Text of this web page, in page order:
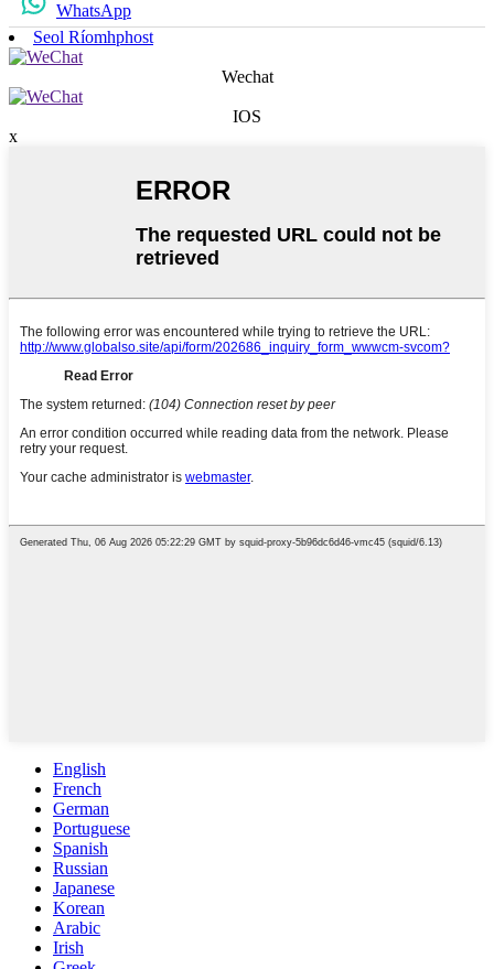
WhatsApp
Seol Ríomhphost
Wechat
IOS
x
English
French
German
Portuguese
Spanish
Russian
Japanese
Korean
Arabic
Irish